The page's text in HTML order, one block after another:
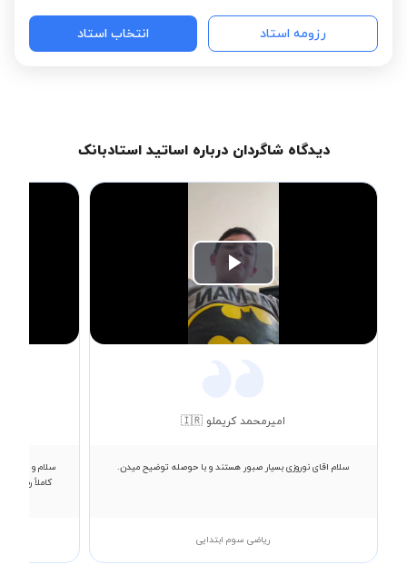
رزومه استاد انتخاب استاد
دیدگاه شاگردان درباره اساتید استادبانک
Play
Video
امیرمحمد کریملو 🇮🇷
سلام اقای نوروزی بسیار صبور هستند و با حوصله توضیح میدن.
ریاضی سوم ابتدایی
سلام و عرض
کاملاً رضایت